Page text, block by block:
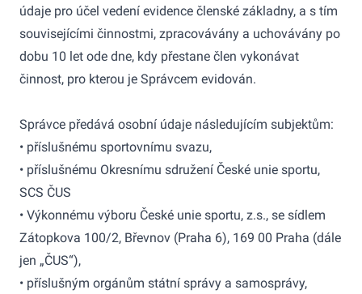
údaje pro účel vedení evidence členské základny, a s tím
souvisejícími činnostmi, zpracovávány a uchovávány po
dobu 10 let ode dne, kdy přestane člen vykonávat
činnost, pro kterou je Správcem evidován.
Správce předává osobní údaje následujícím subjektům:
• příslušnému sportovnímu svazu,
• příslušnému Okresnímu sdružení České unie sportu,
SCS ČUS
• Výkonnému výboru České unie sportu, z.s., se sídlem
Zátopkova 100/2, Břevnov (Praha 6), 169 00 Praha (dále
jen „ČUS“),
• příslušným orgánům státní správy a samosprávy,